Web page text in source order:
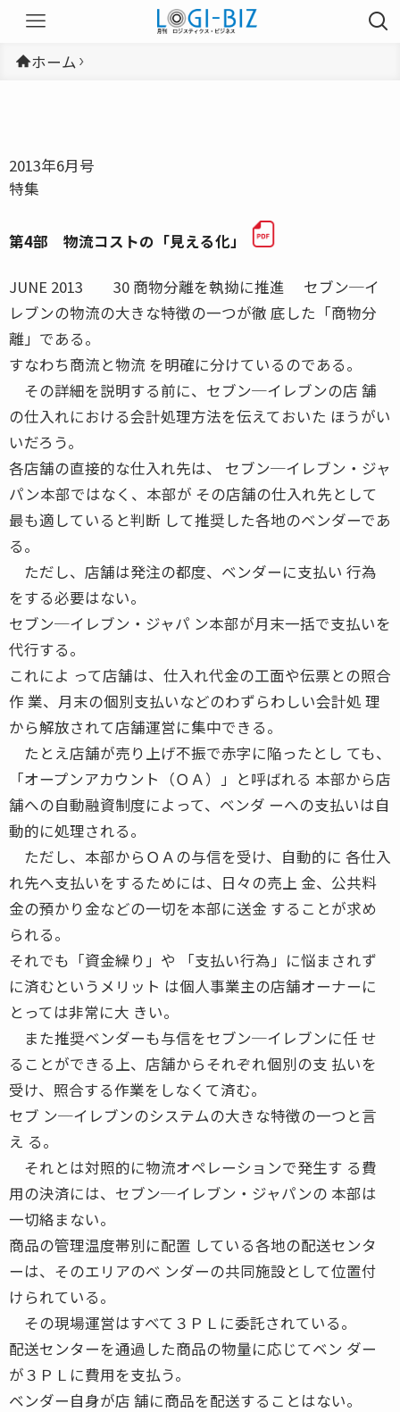
ホーム
2013年6月号
特集
第4部 物流コストの「見える化」
JUNE 2013 30 商物分離を執拗に推進 セブン─イ
レブンの物流の大きな特徴の一つが徹 底した「商物分
離」である。
すなわち商流と物流 を明確に分けているのである。
その詳細を説明する前に、セブン─イレブンの店 舗
の仕入れにおける会計処理方法を伝えておいた ほうがい
いだろう。
各店舗の直接的な仕入れ先は、 セブン─イレブン・ジャ
パン本部ではなく、本部が その店舗の仕入れ先として
最も適していると判断 して推奨した各地のベンダーであ
る。
ただし、店舗は発注の都度、ベンダーに支払い 行為
をする必要はない。
セブン─イレブン・ジャパ ン本部が月末一括で支払いを
代行する。
これによ って店舗は、仕入れ代金の工面や伝票との照合
作 業、月末の個別支払いなどのわずらわしい会計処 理
から解放されて店舗運営に集中できる。
たとえ店舗が売り上げ不振で赤字に陥ったとし ても、
「オープンアカウント（ＯＡ）」と呼ばれる 本部から店
舗への自動融資制度によって、ベンダ ーへの支払いは自
動的に処理される。
ただし、本部からＯＡの与信を受け、自動的に 各仕入
れ先へ支払いをするためには、日々の売上 金、公共料
金の預かり金などの一切を本部に送金 することが求め
られる。
それでも「資金繰り」や 「支払い行為」に悩まされず
に済むというメリット は個人事業主の店舗オーナーに
とっては非常に大 きい。
また推奨ベンダーも与信をセブン─イレブンに任 せ
ることができる上、店舗からそれぞれ個別の支 払いを
受け、照合する作業をしなくて済む。
セブ ン─イレブンのシステムの大きな特徴の一つと言
え る。
それとは対照的に物流オペレーションで発生す る費
用の決済には、セブン─イレブン・ジャパンの 本部は
一切絡まない。
商品の管理温度帯別に配置 している各地の配送センタ
ーは、そのエリアのベ ンダーの共同施設として位置付
けられている。
その現場運営はすべて３ＰＬに委託されている。
配送センターを通過した商品の物量に応じてベン ダー
が３ＰＬに費用を支払う。
ベンダー自身が店 舗に商品を配送することはない。